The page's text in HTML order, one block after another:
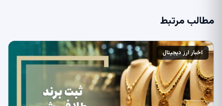
مطالب مرتبط
اخبار ارز دیجیتال